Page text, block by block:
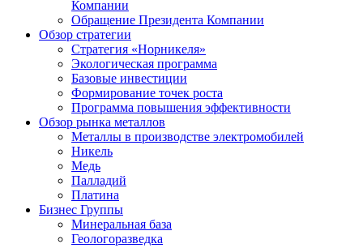
Компании
Обращение Президента Компании
Обзор стратегии
Стратегия «Норникеля»
Экологическая программа
Базовые инвестиции
Формирование точек роста
Программа повышения эффективности
Обзор рынка металлов
Металлы в производстве электромобилей
Никель
Медь
Палладий
Платина
Бизнес Группы
Минеральная база
Геологоразведка